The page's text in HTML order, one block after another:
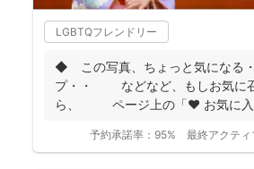
LGBTQフレンドリー
◆ この写真、ちょっと気になる
プ・・ などなど、もしお気に
ら、 ページ上の「❤ お気に入
予約承諾率： 95% 最終アクティ